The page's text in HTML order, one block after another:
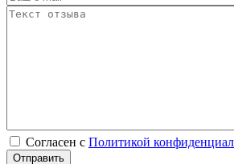
Согласен с Политикой